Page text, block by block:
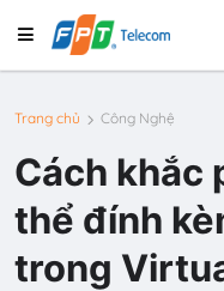
Trang chủ Công Nghệ
Cách khắc
thể đính
trong